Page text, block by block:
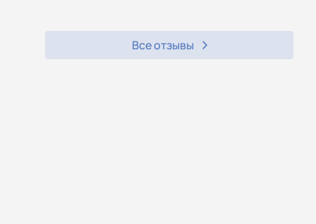
Все отзывы